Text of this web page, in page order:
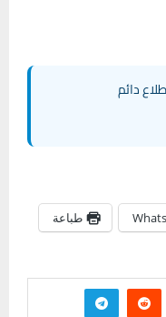
دائم
طباعة